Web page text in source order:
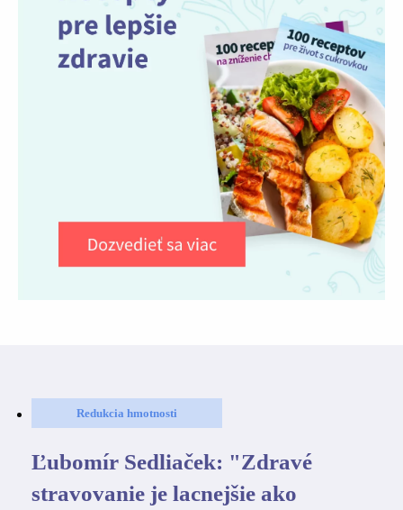
Redukcia hmotnosti
Ľubomír Sedliaček: "Zdravé
stravovanie je lacnejšie ako